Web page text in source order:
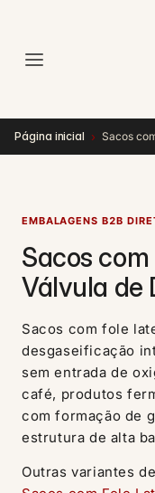
Página inicial › Sacos
EMBALAGENS B2B
Sacos
Válvula de
libertação
alimentos
Sacos com fole
desgaseificação
sem entrada de
café, produtos
com formação de
estrutura de alta
Outras variantes